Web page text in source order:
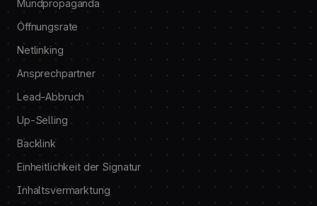
Mundpropaganda
Öffnungsrate
Netlinking
Ansprechpartner
Lead-Abbruch
Up-Selling
Backlink
Einheitlichkeit der Signatur
Inhaltsvermarktung